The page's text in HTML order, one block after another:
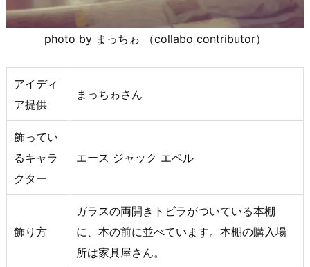
photo by まっちゎ （collabo contributor）
アイディ
ア提供
まっちゎさん
飾ってい
るキャラ
クター
エース ジャック エペル
飾り方
ガラスの両開きトビラがついている本棚
に、本の前に並べています。本棚の購入場
所は家具屋さん。